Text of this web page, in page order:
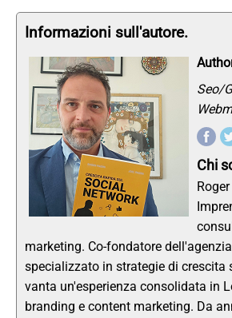
Informazioni sull'autore.
Seo/
Chi
marketing. Co-fondatore
specializzato in strategie di crescita
vanta un'esperienza consolidata in
branding e content marketing. Da